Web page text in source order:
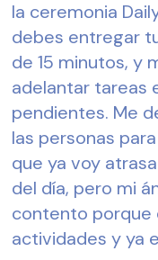
la ceremonia
debes entregar
de 15 minutos, y
adelantar tareas
pendientes. Me
las personas
que ya voy
del día, pero mi
contento porque
actividades y ya